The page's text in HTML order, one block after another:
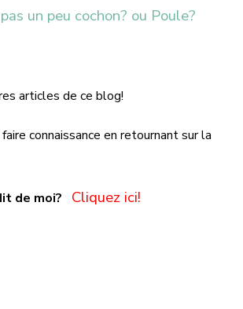
un peu cochon? ou Poule?
articles de ce blog!
connaissance en retournant sur la
de moi? Cliquez ici!